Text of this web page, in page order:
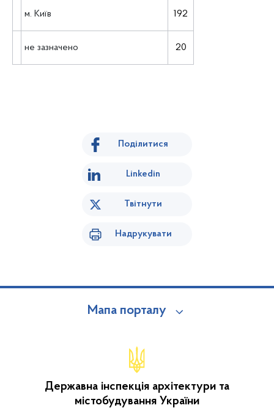
м. Київ 192
не зазначено 20
Поділитися
Linkedin
Твітнути
Надрукувати
Мапа порталу
Державна інспекція архітектури та
містобудування України